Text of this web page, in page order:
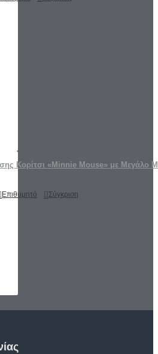
Κορίτσι «Minnie Mouse» με Μεγάλο
Επιθυμητό Σύγκριση